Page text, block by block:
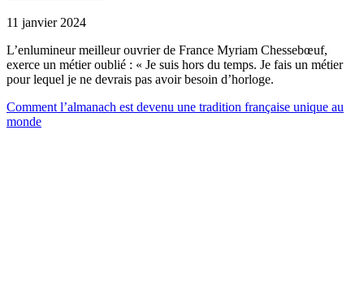
11 janvier 2024
L’enlumineur meilleur ouvrier de France Myriam Chessebœuf,
exerce un métier oublié : « Je suis hors du temps. Je fais un métier
pour lequel je ne devrais pas avoir besoin d’horloge.
Comment l’almanach est devenu une tradition française unique au
monde